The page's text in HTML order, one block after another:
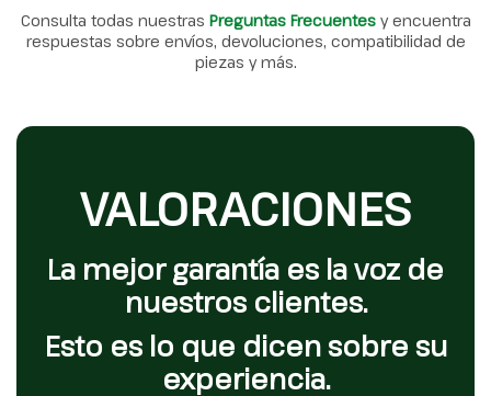
Consulta todas nuestras Preguntas Frecuentes y encuentra
respuestas sobre envíos, devoluciones, compatibilidad de
piezas y más.
VALORACIONES
La mejor garantía es la voz de
nuestros clientes.
Esto es lo que dicen sobre su
experiencia.